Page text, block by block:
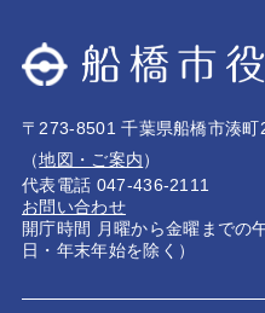
〒273-8501 千葉県船橋市湊
（地図・ご案内）
代表電話 047-436-2111
お問い合わせ
開庁時間 月曜から金曜までの
日・年末年始を除く）